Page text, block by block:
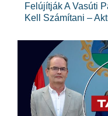
Felújítják A Vasúti
Kell Számítani –